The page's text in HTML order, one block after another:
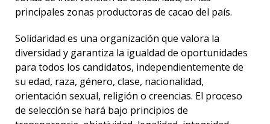
principales zonas productoras de cacao del país.
Solidaridad es una organización que valora la
diversidad y garantiza la igualdad de oportunidades
para todos los candidatos, independientemente de
su edad, raza, género, clase, nacionalidad,
orientación sexual, religión o creencias. El proceso
de selección se hará bajo principios de